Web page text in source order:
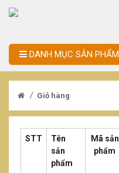
DANH MỤC SẢN PHẨM
/ Giỏ hàng
STT
Tên
sản
phẩm
Mã sản
phẩm